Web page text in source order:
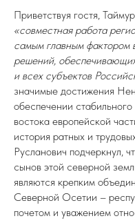
Приветствуя гостя,
«совместная работа
самым главным фактором
решений,
и всех субъектов
значимые достижения
обеспечении
востока европейской
история ратных и
Русланович подчеркнул,
сынов этой северной
являются крепким
Северной Осетии –
почетом и уважением